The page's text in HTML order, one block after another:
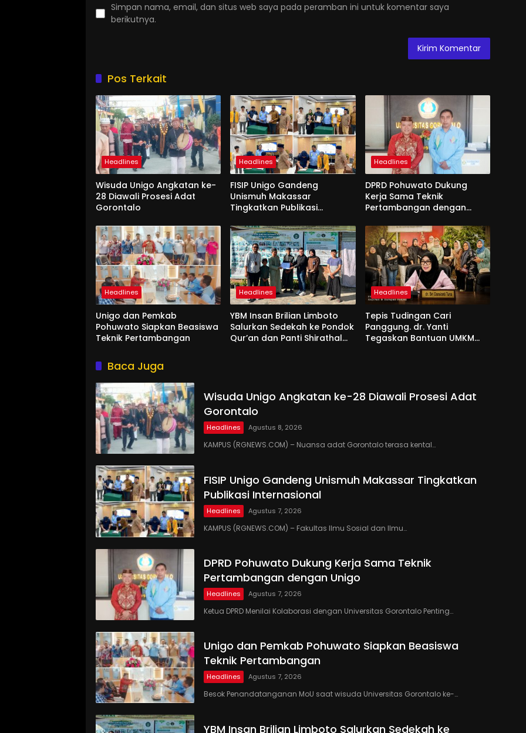
Simpan nama, email, dan situs web saya pada peramban ini untuk komentar saya
berikutnya.
Pos Terkait
Headlines
Wisuda Unigo Angkatan ke-
28 Diawali Prosesi Adat
Gorontalo
Headlines
FISIP Unigo Gandeng
Unismuh Makassar
Tingkatkan Publikasi
Headlines
DPRD Pohuwato Dukung
Kerja Sama Teknik
Pertambangan dengan
Headlines
Unigo dan Pemkab
Pohuwato Siapkan Beasiswa
Teknik Pertambangan
Headlines
YBM Insan Brilian Limboto
Salurkan Sedekah ke Pondok
Qur’an dan Panti Shirathal
Headlines
Tepis Tudingan Cari
Panggung. dr. Yanti
Tegaskan Bantuan UMKM
Baca Juga
Wisuda Unigo Angkatan ke-28 Diawali Prosesi Adat
Gorontalo
Headlines Agustus 8, 2026
KAMPUS (RGNEWS.COM) – Nuansa adat Gorontalo terasa kental…
FISIP Unigo Gandeng Unismuh Makassar Tingkatkan
Publikasi Internasional
Headlines Agustus 7, 2026
KAMPUS (RGNEWS.COM) – Fakultas Ilmu Sosial dan Ilmu…
DPRD Pohuwato Dukung Kerja Sama Teknik
Pertambangan dengan Unigo
Headlines Agustus 7, 2026
Ketua DPRD Menilai Kolaborasi dengan Universitas Gorontalo Penting…
Unigo dan Pemkab Pohuwato Siapkan Beasiswa
Teknik Pertambangan
Headlines Agustus 7, 2026
Besok Penandatanganan MoU saat wisuda Universitas Gorontalo ke-…
YBM Insan Brilian Limboto Salurkan Sedekah ke